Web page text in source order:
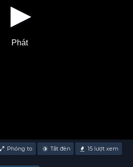
Phát
Phóng to Tắt đèn 15 lượt xem